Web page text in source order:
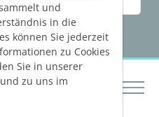
Networks
und
in die
können Sie jederzeit
zu Cookies
Sie in unserer
und zu uns im